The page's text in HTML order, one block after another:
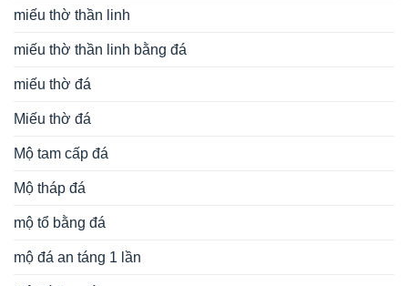
miếu thờ thần linh
miếu thờ thần linh bằng đá
miếu thờ đá
Miếu thờ đá
Mộ tam cấp đá
Mộ tháp đá
mộ tổ bằng đá
mộ đá an táng 1 lần